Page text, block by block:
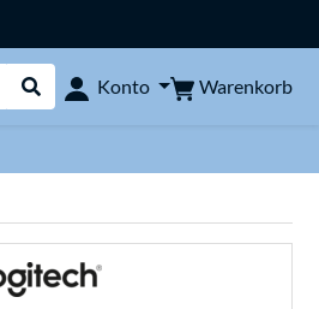
Suche durchführen
Konto Warenkorb